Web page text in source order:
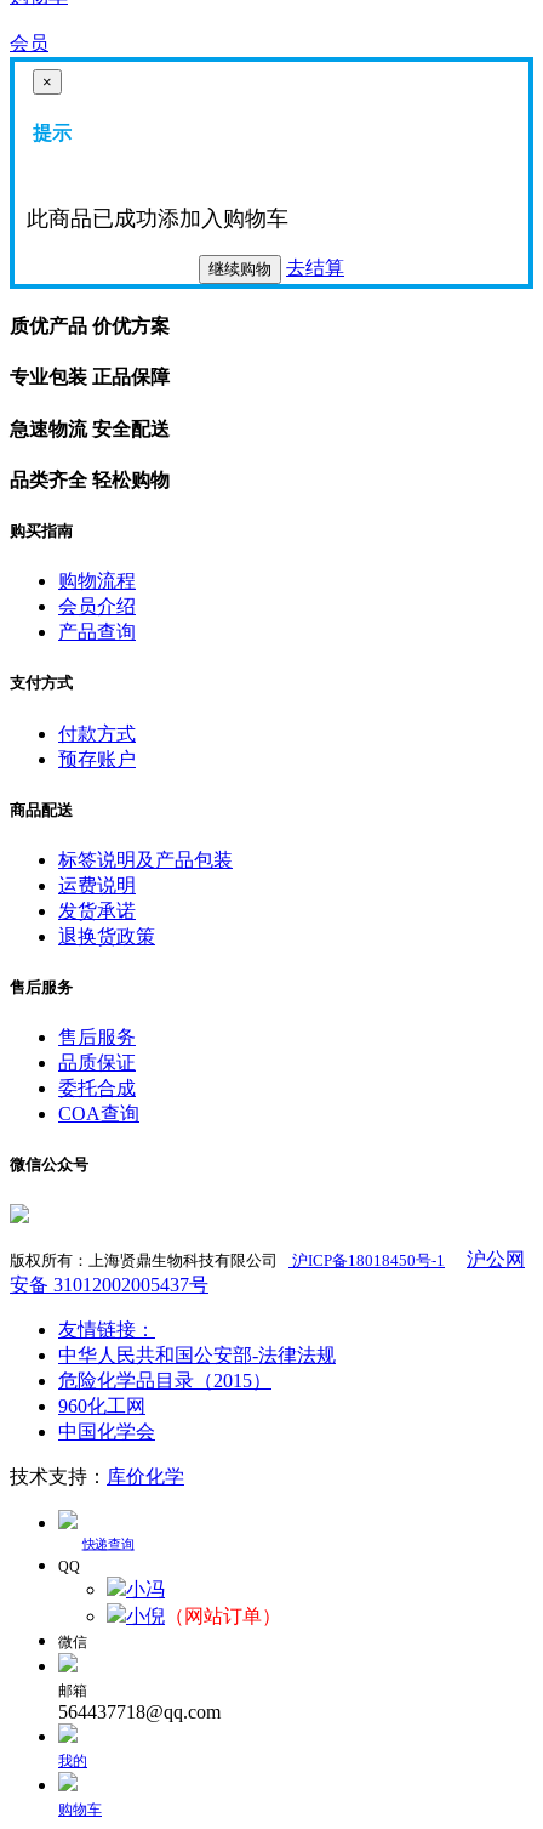
会员
×
提示
此商品已成功添加入购物车
继续购物 去结算
质优产品 价优方案
专业包装 正品保障
急速物流 安全配送
品类齐全 轻松购物
购买指南
购物流程
会员介绍
产品查询
支付方式
付款方式
预存账户
商品配送
标签说明及产品包装
运费说明
发货承诺
退换货政策
售后服务
售后服务
品质保证
委托合成
COA查询
微信公众号
版权所有：上海贤鼎生物科技有限公司 沪ICP备18018450号-1
沪公网
安备 31012002005437号
友情链接：
中华人民共和国公安部-法律法规
危险化学品目录（2015）
960化工网
中国化学会
技术支持： 库价化学
快递查询
QQ
小冯
小倪 （网站订单）
微信
邮箱
564437718@qq.com
我的
购物车